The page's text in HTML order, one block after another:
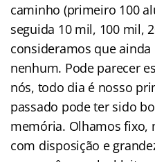
caminho (primeiro 100
seguida 10 mil, 100 mil,
consideramos que
nenhum. Pode parecer
nós, todo dia é nosso
passado pode ter sido
memória. Olhamos fixo,
com disposição e